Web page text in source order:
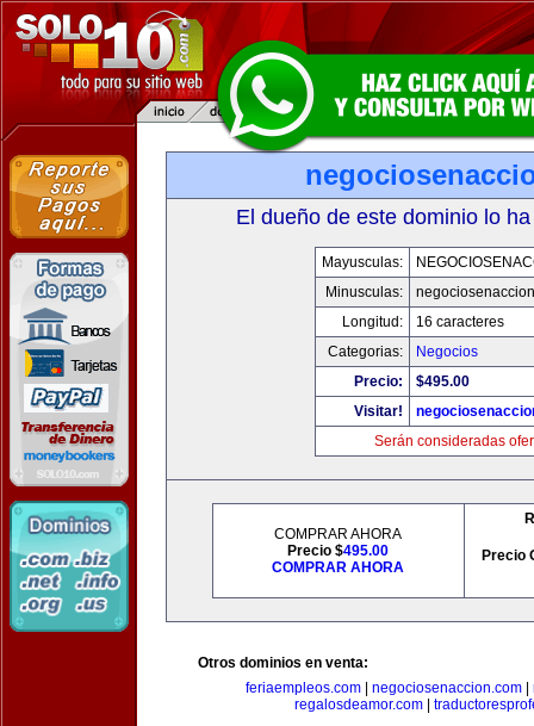
El dueño de este dominio lo
Mayusculas:
Minusculas:
Longitud:
16 caracteres
Categorias:
Negocios
Precio:
$495.00
Visitar!
Serán consideradas
COMPRAR AHORA
Precio $495.00
COMPRAR AHORA
Precio
Otros dominios en venta:
feriaempleos.com
negociosenaccion.com
regalosdeamor.com